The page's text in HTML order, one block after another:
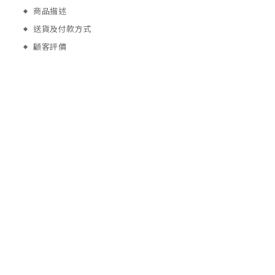
商品描述
送貨及付款方式
顧客評價